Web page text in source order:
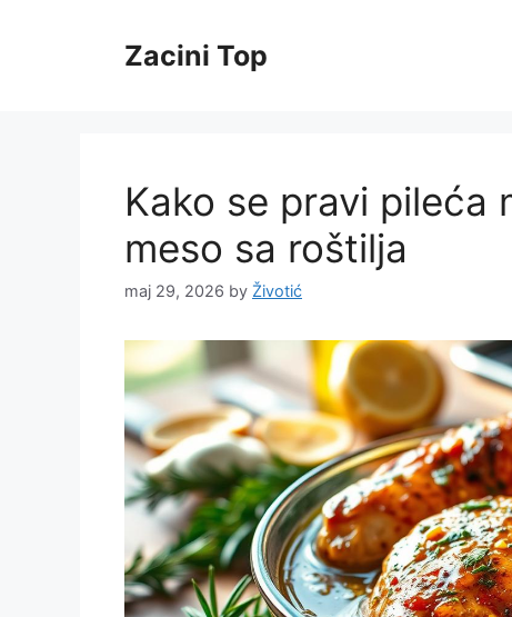
Zacini Top
Kako se pravi pileća
meso sa roštilja
maj 29, 2026 by Životić